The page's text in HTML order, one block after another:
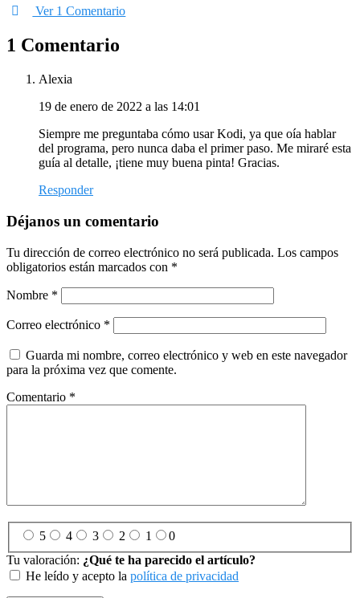
Ver 1 Comentario
1 Comentario
Alexia
19 de enero de 2022 a las 14:01
Siempre me preguntaba cómo usar Kodi, ya que oía hablar
del programa, pero nunca daba el primer paso. Me miraré esta
guía al detalle, ¡tiene muy buena pinta! Gracias.
Responder
Déjanos un comentario
Tu dirección de correo electrónico no será publicada. Los campos
obligatorios están marcados con *
Nombre *
Correo electrónico *
Guarda mi nombre, correo electrónico y web en este navegador
para la próxima vez que comente.
Comentario *
5 4 3 2 1
0
Tu valoración: ¿Qué te ha parecido el artículo?
He leído y acepto la política de privacidad